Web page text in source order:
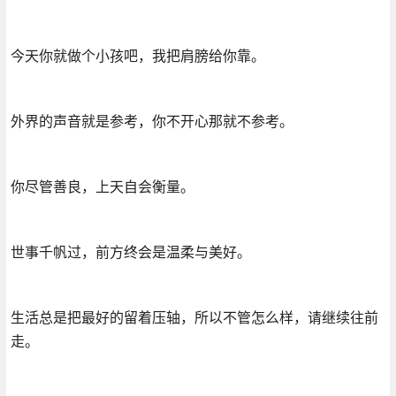
今天你就做个小孩吧，我把肩膀给你靠。
外界的声音就是参考，你不开心那就不参考。
你尽管善良，上天自会衡量。
世事千帆过，前方终会是温柔与美好。
生活总是把最好的留着压轴，所以不管怎么样，请继续往前
走。